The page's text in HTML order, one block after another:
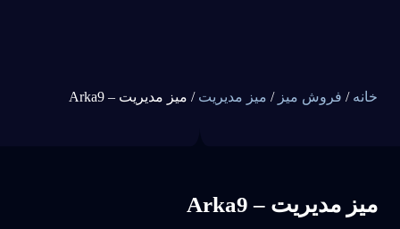
خانه / فروش میز / میز مدیریت / میز مدیریت – Arka9
میز مدیریت – Arka9